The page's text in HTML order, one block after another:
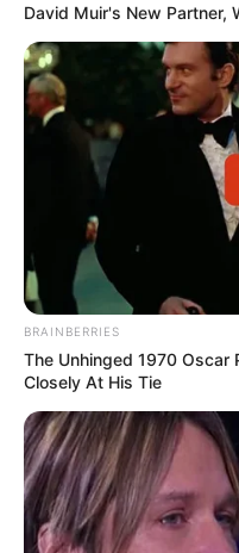
David Muir's New Partner,
BRAINBERRIES
The Unhinged 1970 Oscar
Closely At His Tie